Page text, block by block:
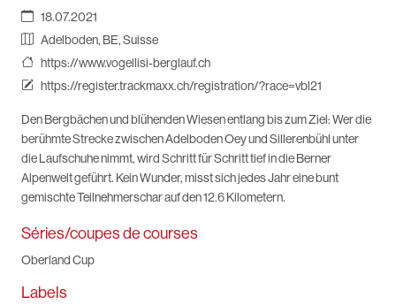
18.07.2021
Adelboden, BE, Suisse
https://www.vogellisi-berglauf.ch
https://register.trackmaxx.ch/registration/?race=vbl21
Den Bergbächen und blühenden Wiesen entlang bis zum Ziel: Wer die
berühmte Strecke zwischen Adelboden Oey und Sillerenbühl unter
die Laufschuhe nimmt, wird Schritt für Schritt tief in die Berner
Alpenwelt geführt. Kein Wunder, misst sich jedes Jahr eine bunt
gemischte Teilnehmerschar auf den 12.6 Kilometern.
Séries/coupes de courses
Oberland Cup
Labels